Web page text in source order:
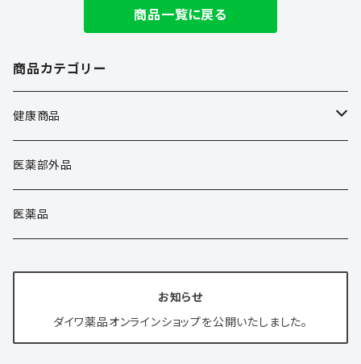
商品一覧に戻る
商品カテゴリー
健康商品
健康商品
清涼飲料水
医薬部外品
医薬品
お知らせ
ダイワ薬品オンラインショップを公開いたしました。